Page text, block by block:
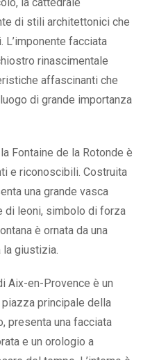
di stili architettonici che
facciata
rinascimentale
affascinanti che
di grande importanza
Fontaine de la Rotonde è
e riconoscibili. Costruita
una grande vasca
di leoni, simbolo di forza
è ornata da una
la giustizia.
Aix-en-Provence è un
principale della
presenta una facciata
e un orologio a